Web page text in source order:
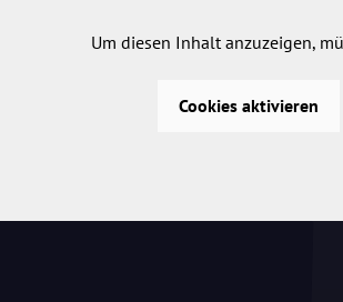
Um diesen Inhalt anzuzeigen,
Cookies aktivieren